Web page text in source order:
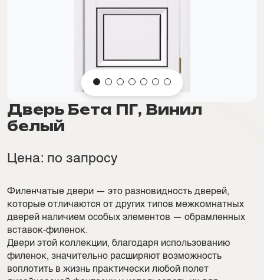
Дверь Бета ПГ, Винил
белый
Цена: по запросу
Филенчатые двери — это разновидность дверей,
которые отличаются от других типов межкомнатных
дверей наличием особых элементов — обрамленных
вставок-филенок.
Двери этой коллекции, благодаря использованию
филенок, значительно расширяют возможность
воплотить в жизнь практически любой полет